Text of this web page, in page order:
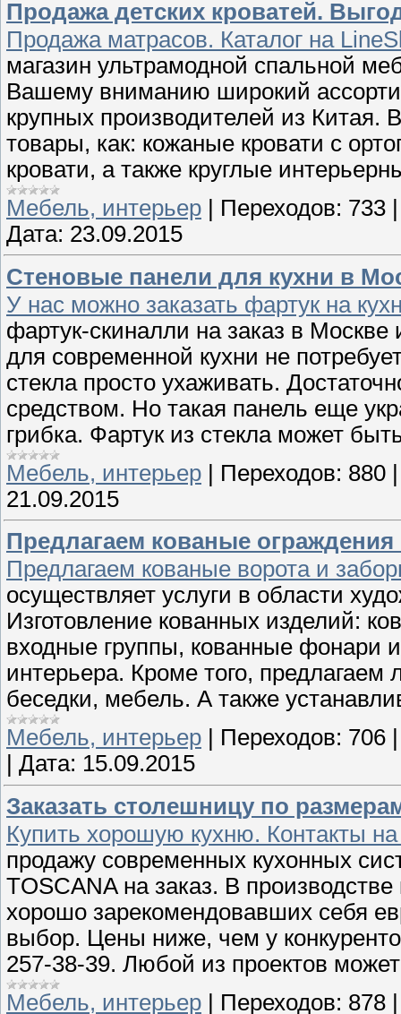
Продажа детских кроватей.
Продажа матрасов. Каталог на
магазин ультрамодной спальной
Вашему вниманию широкий
крупных производителей из Китая.
товары, как: кожаные кровати с
кровати, а также круглые
Мебель, интерьер
Переходов: 733
Дата: 23.09.2015
Стеновые панели для кухни в
У нас можно заказать фартук на
фартук-скиналли на заказ в
для современной кухни не
стекла просто ухаживать.
средством. Но такая панель еще
грибка. Фартук из стекла может
Мебель, интерьер | Переходов: 880
21.09.2015
Предлагаем кованые
Предлагаем кованые ворота и
осуществляет услуги в области
Изготовление кованных изделий:
входные группы, кованные фонари
интерьера. Кроме того,
беседки, мебель. А также
Мебель, интерьер
Переходов: 706
Дата: 15.09.2015
Заказать столешницу по
Купить хорошую кухню. Контакты на
продажу современных кухонных
TOSCANA на заказ. В
хорошо зарекомендовавших себя
выбор. Цены ниже, чем у
257-38-39. Любой из проектов
Мебель, интерьер
Переходов: 878